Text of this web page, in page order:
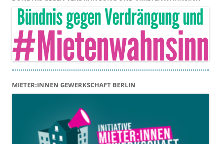
MIETER:INNEN GEWERKSCHAFT BERLIN